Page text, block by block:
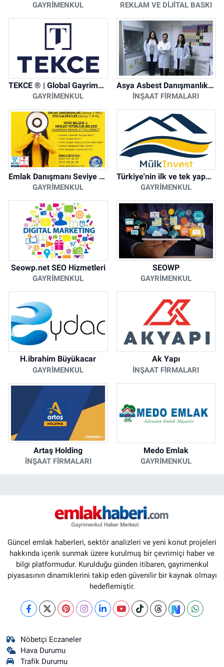
GAYRIMENKUL REKLAM VE DIJITAL BASKI
TEKCE ® | Global Gayrimenkul Şirketi
GAYRIMENKUL
Asya Asbest Danışmanlık - Asbest Söküm ve Asbest Raporu
İNŞAAT FIRMALARI
Emlak Danışmanı Seviye 5 Mesleki Yeterlilik Belgesi
GAYRIMENKUL
Türkiye'nin ilk ve tek yapay zeka destekli arsa ilan platformu
GAYRIMENKUL
Seowp.net SEO Hizmetleri
GAYRIMENKUL
SEOWP
GAYRIMENKUL
H.ibrahim Büyükacar
GAYRIMENKUL
Ak Yapı
İNŞAAT FIRMALARI
Artaş Holding
İNŞAAT FIRMALARI
Medo Emlak
GAYRIMENKUL
Güncel emlak haberleri, sektör analizleri ve yeni konut projeleri
hakkında içerik sunmak üzere kurulmuş bir çevrimiçi haber ve
bilgi platformudur. Kurulduğu günden itibaren, gayrimenkul
piyasasının dinamiklerini takip eden güvenilir bir kaynak olmayı
hedeflemiştir.
Nöbetçi Eczaneler
Hava Durumu
Trafik Durumu